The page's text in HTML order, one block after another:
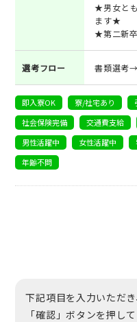
★男女と
ます★
★第二新
選考フロー 書類選考
即入寮OK 寮/社宅あり
社会保険完備
交通費支給
男性活躍中
女性活躍中
年齢不問
下記項目を入力いただき
「確認」ボタンを押して